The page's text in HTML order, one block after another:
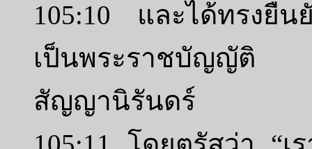
105:10 และได้ทรงยื
เป็นพระราชบัญญัติ
สัญญานิรันดร์